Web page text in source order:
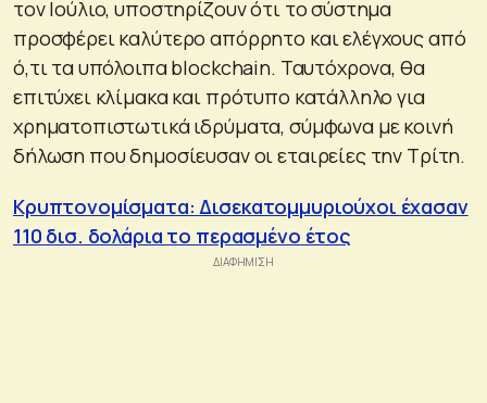
τον Ιούλιο, υποστηρίζουν ότι το σύστημα
προσφέρει καλύτερο απόρρητο και ελέγχους από
ό,τι τα υπόλοιπα blockchain. Ταυτόχρονα, θα
επιτύχει κλίμακα και πρότυπο κατάλληλο για
χρηματοπιστωτικά ιδρύματα, σύμφωνα με κοινή
δήλωση που δημοσίευσαν οι εταιρείες την Τρίτη.
Κρυπτονομίσματα: Δισεκατομμυριούχοι έχασαν
110 δισ. δολάρια το περασμένο έτος